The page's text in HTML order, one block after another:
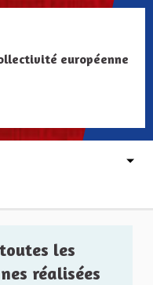
européenne
les
réalisées